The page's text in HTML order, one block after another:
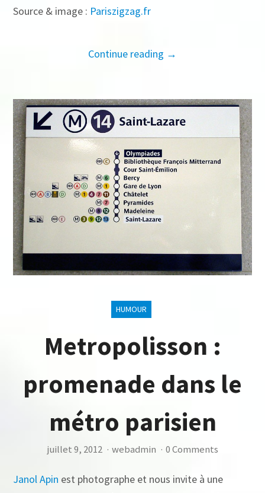
Source & image : Pariszigzag.fr
Continue reading →
HUMOUR
Metropolisson :
promenade dans le
métro parisien
juillet 9, 2012 · webadmin · 0 Comments
Janol Apin est photographe et nous invite à une